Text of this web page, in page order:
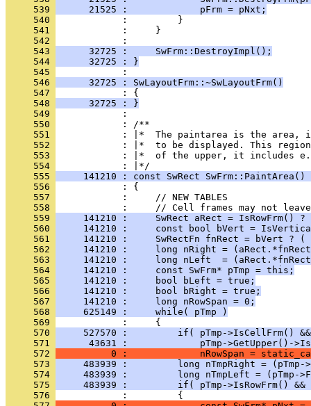
     539
      21525 :             pFrm = pNxt;
     540
     541
     542
     543
      32725 :     SwFrm::DestroyImpl();
     544
      32725 : }
     545
     546
      32725 : SwLayoutFrm::~SwLayoutFrm()
     547
     548
      32725 : }
     549
     550
     551
     552
     553
: |*  of the upper, it includes
     554
     555
141210 : const SwRect SwFrm::PaintArea()
     556
     557
     558
     559
141210 :     SwRect aRect = IsRowFrm() ?
     560
141210 :     const bool bVert =
     561
141210 :     SwRectFn fnRect = bVert ?
     562
141210 :     long nRight =
     563
141210 :     long nLeft  =
     564
     141210 :     const SwFrm* pTmp = this;
     565
     141210 :     bool bLeft = true;
     566
     141210 :     bool bRight = true;
     567
     141210 :     long nRowSpan = 0;
     568
     625149 :     while( pTmp )
     569
     570
527570 :         if( pTmp->IsCellFrm()
     571
43631 :             pTmp->GetUpper()-
     572
0 :             nRowSpan =
     573
483939 :         long nTmpRight = (pTmp-
     574
483939 :         long nTmpLeft = (pTmp-
     575
483939 :         if( pTmp->IsRowFrm() &&
     576